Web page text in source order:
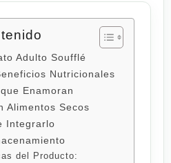
Adulto Soufflé
Nutricionales
Enamoran
Alimentos Secos
Integrarlo
del Producto: